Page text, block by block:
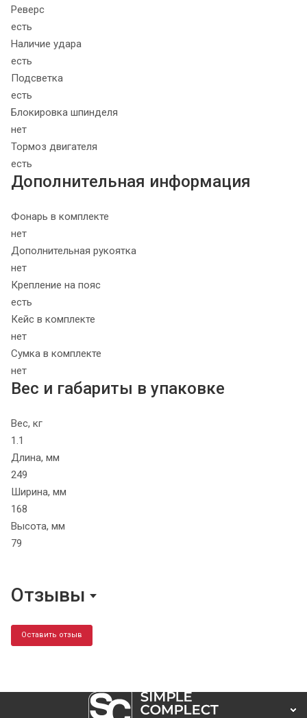
Реверс
есть
Наличие удара
есть
Подсветка
есть
Блокировка шпинделя
нет
Тормоз двигателя
есть
Дополнительная информация
Фонарь в комплекте
нет
Дополнительная рукоятка
нет
Крепление на пояс
есть
Кейс в комплекте
нет
Сумка в комплекте
нет
Вес и габариты в упаковке
Вес, кг
1.1
Длина, мм
249
Ширина, мм
168
Высота, мм
79
Отзывы
Оставить отзыв